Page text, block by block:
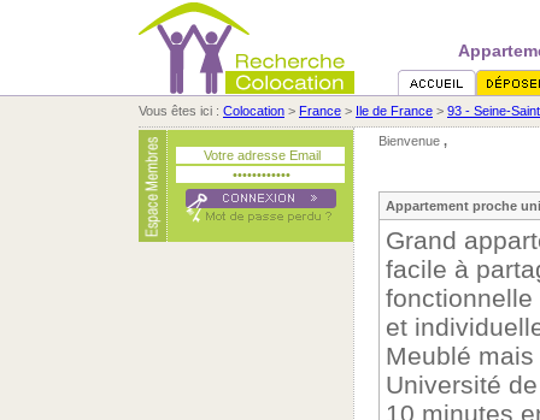
Vous êtes ici : Colocation > France > Ile de France > 93 - Seine-
Bienvenue ,
Appartement proche
Grand
facile à
fonctionnelle
et
Meublé
Université
10 minutes